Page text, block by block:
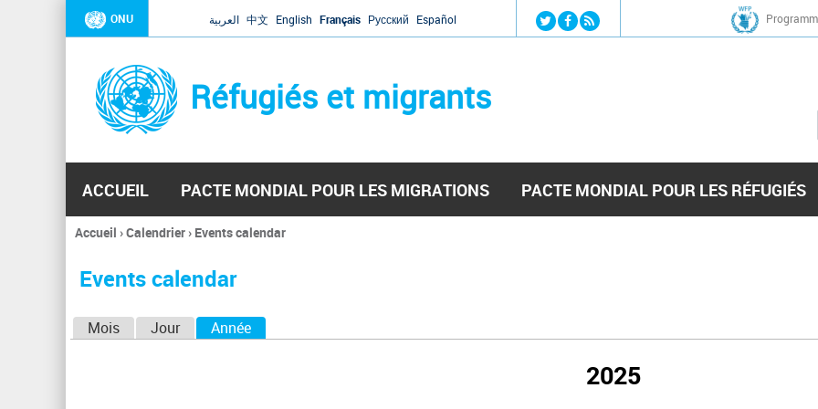
Jump to navigation
ONU العربية 中文 English Français Русский Español
Réfugiés et migrants
ACCUEIL PACTE MONDIAL POUR LES MIGRATIONS PACTE MONDIAL POUR LES RÉFUGIÉS
Vous
ici
Accueil ›Calendrier› Events calendar
Events calendar
Mois Jour Année
2025